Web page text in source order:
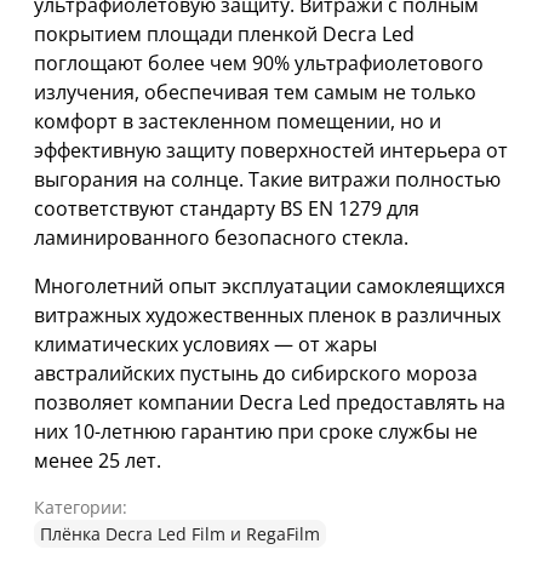
ультрафиолетовую защиту. Витражи с полным
покрытием площади пленкой Decra Led
поглощают более чем 90% ультрафиолетового
излучения, обеспечивая тем самым не только
комфорт в застекленном помещении, но и
эффективную защиту поверхностей интерьера от
выгорания на солнце. Такие витражи полностью
соответствуют стандарту BS EN 1279 для
ламинированного безопасного стекла.
Многолетний опыт эксплуатации самоклеящихся
витражных художественных пленок в различных
климатических условиях — от жары
австралийских пустынь до сибирского мороза
позволяет компании Decra Led предоставлять на
них 10-летнюю гарантию при сроке службы не
менее 25 лет.
Категории:
Плёнка Decra Led Film и RegaFilm